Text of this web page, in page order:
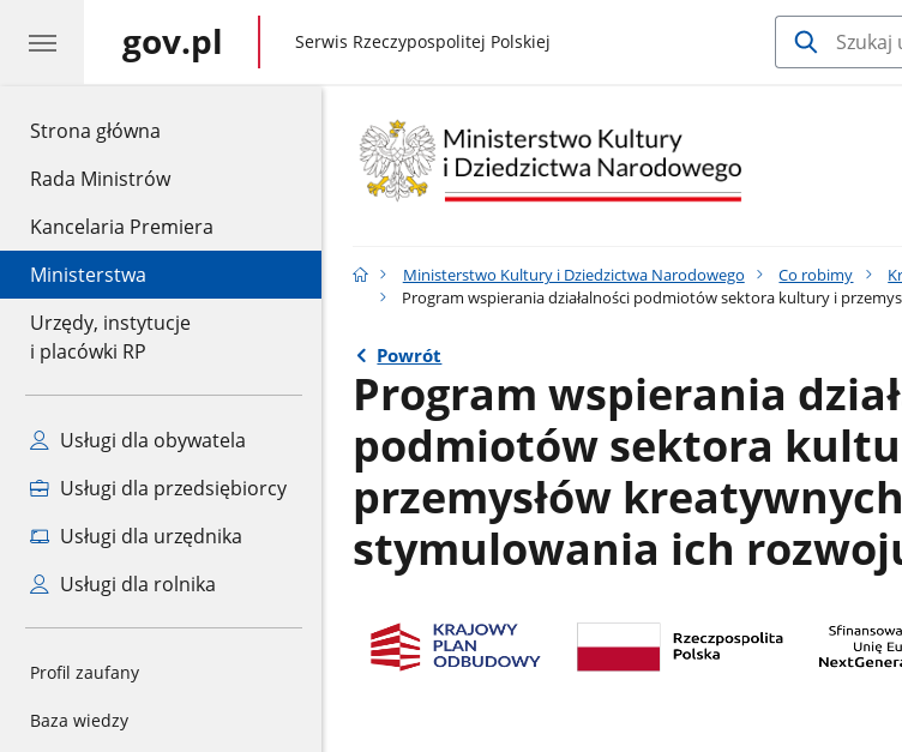
Strona główna
Rada Ministrów
Kancelaria Premiera
Ministerstwa
Urzędy, instytucje
i placówki RP
Usługi dla obywatela
Usługi dla przedsiębiorcy
Usługi dla urzędnika
Usługi dla rolnika
Profil zaufany
Baza wiedzy
gov.pl gov.pl
Serwis Rzeczypospolitej Polskiej
Ministerstwo Kultury i Dziedzictwa Narodowego Co robimy
Program wspierania działalności podmiotów sektora kultury i
Powrót
Program wspierania
podmiotów sektora
przemysłów
stymulowania ich